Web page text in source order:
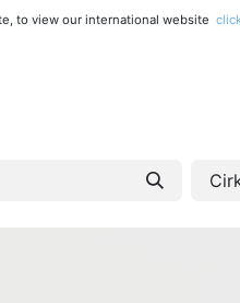
to view our international website